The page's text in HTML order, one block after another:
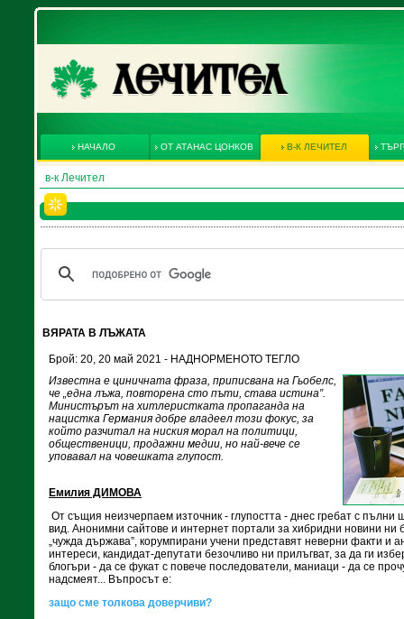
НАЧАЛО ОТ АТАНАС ЦОНКОВ В-К ЛЕЧИТЕЛ
в-к Лечител
ВЯРАТА В ЛЪЖАТА
Брой: 20, 20 май 2021 - НАДНОРМЕНОТО ТЕГЛО
Известна е циничната фраза, приписвана на Гьобелс,
че „една лъжа, повторена сто пъти, става истина”.
Министърът на хитлеристката пропаганда на
нацистка Германия добре владеел този фокус, за
който разчитал на ниския морал на политици,
общественици, продажни медии, но най-вече се
уповавал на човешката глупост.
Емилия ДИМОВА
От същия неизчерпаем източник - глупостта - днес гребат с пълни
вид. Анонимни сайтове и интернет портали за хибридни новини ни
„чужда държава”, корумпирани учени представят неверни факти и
интереси, кандидат-депутати безочливо ни прилъгват, за да ги
блогъри - да се фукат с повече последователи, маниаци - да се
надсмеят... Въпросът е:
защо сме толкова доверчиви?